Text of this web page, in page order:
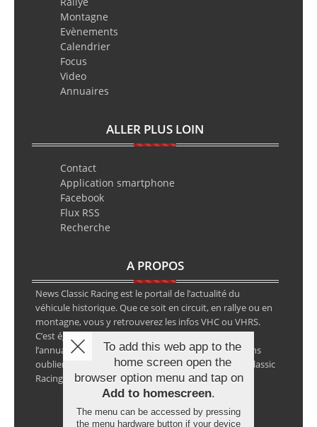
Montagne
Evènements
Calendrier
Focus
Video
Annuaires
ALLER PLUS LOIN
Contact
Application smartphone
Facebook
Flux RSS
Recherche
A PROPOS
News Classic Racing est le portail de l’actualité du
véhicule historique. Que ce soit en circuit, en rallye ou en
montagne, vous y retrouverez les infos VHC ou VHRS.
C’est également le calendrier des épreuves ainsi que
l’annuaire des spécialistes de la voiture ancienne, sans
oublier les petites annonces avec notre partenaire Classic
Racing Annonces.
To add this web app to the
home screen open the
browser option menu and tap on
Add to homescreen.
The menu can be accessed by pressing
the menu hardware button if your device